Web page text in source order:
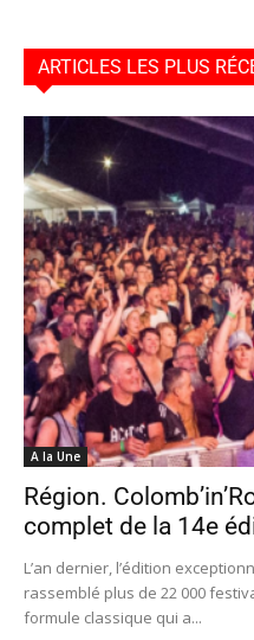
ARTICLES LES PLUS
A la Une
Région.
complet de la 14e
L’an dernier, l’édition
rassemblé plus de 22 000
formule classique qui a...